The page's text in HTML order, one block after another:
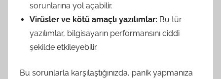
sorunlarına yol açabilir.
Virüsler ve kötü amaçlı yazılımlar: Bu tür
yazılımlar, bilgisayarın performansını ciddi
şekilde etkileyebilir.
Bu sorunlarla karşılaştığınızda, panik yapmanıza